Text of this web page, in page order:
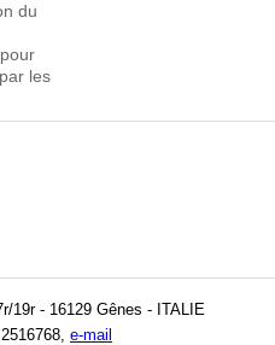
du
les
19r - 16129 Gênes - ITALIE
e-mail